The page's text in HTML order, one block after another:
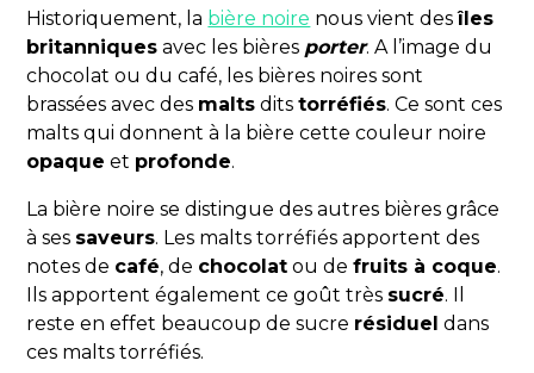
Historiquement, la bière noire nous vient desîles
britanniques avec les bières porter. A l’image du
chocolat ou du café, les bières noires sont
brassées avec des malts ditstorréfiés. Ce sont ces
malts qui donnent à la bière cette couleur noire
opaque et profonde.
La bière noire se distingue des autres bières grâce
à ses saveurs. Les malts torréfiés apportent des
notes de café, de chocolat ou defruits à coque.
Ils apportent également ce goût très sucré. Il
reste en effet beaucoup de sucre résiduel dans
ces malts torréfiés.